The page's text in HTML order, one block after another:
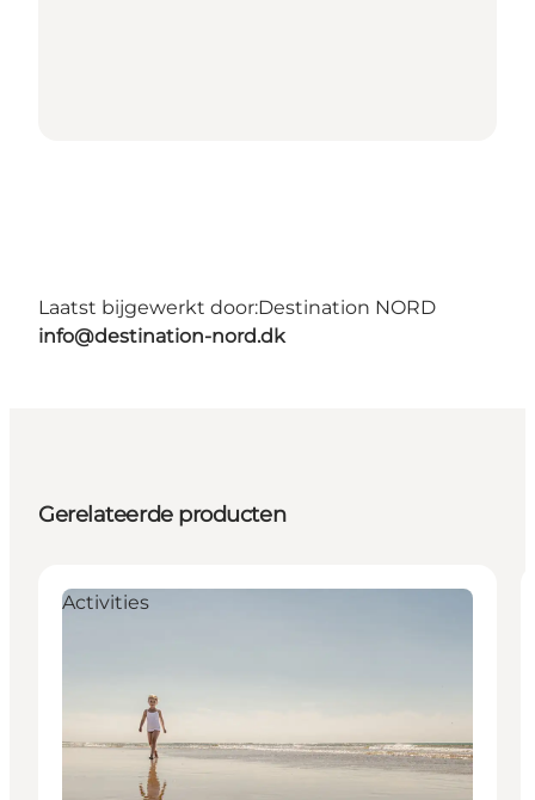
Laatst bijgewerkt door:Destination NORD
info@destination-nord.dk
Gerelateerde producten
Activities